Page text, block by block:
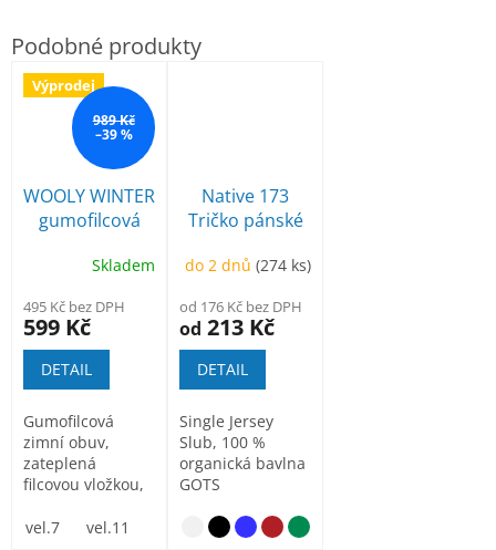
Výprodej
989 Kč
–39 %
WOOLY WINTER
gumofilcová
Skladem
495 Kč bez DPH
599 Kč
DETAIL
Gumofilcová
zimní obuv,
zateplená
filcovou vložkou,
filc.
vel.7 vel.11
Native 173
Tričko pánské
do 2 dnů(274 ks)
od 176 Kč bez DPH
od 213 Kč
DETAIL
Single Jersey
Slub, 100 %
organická bavlna
GOTS